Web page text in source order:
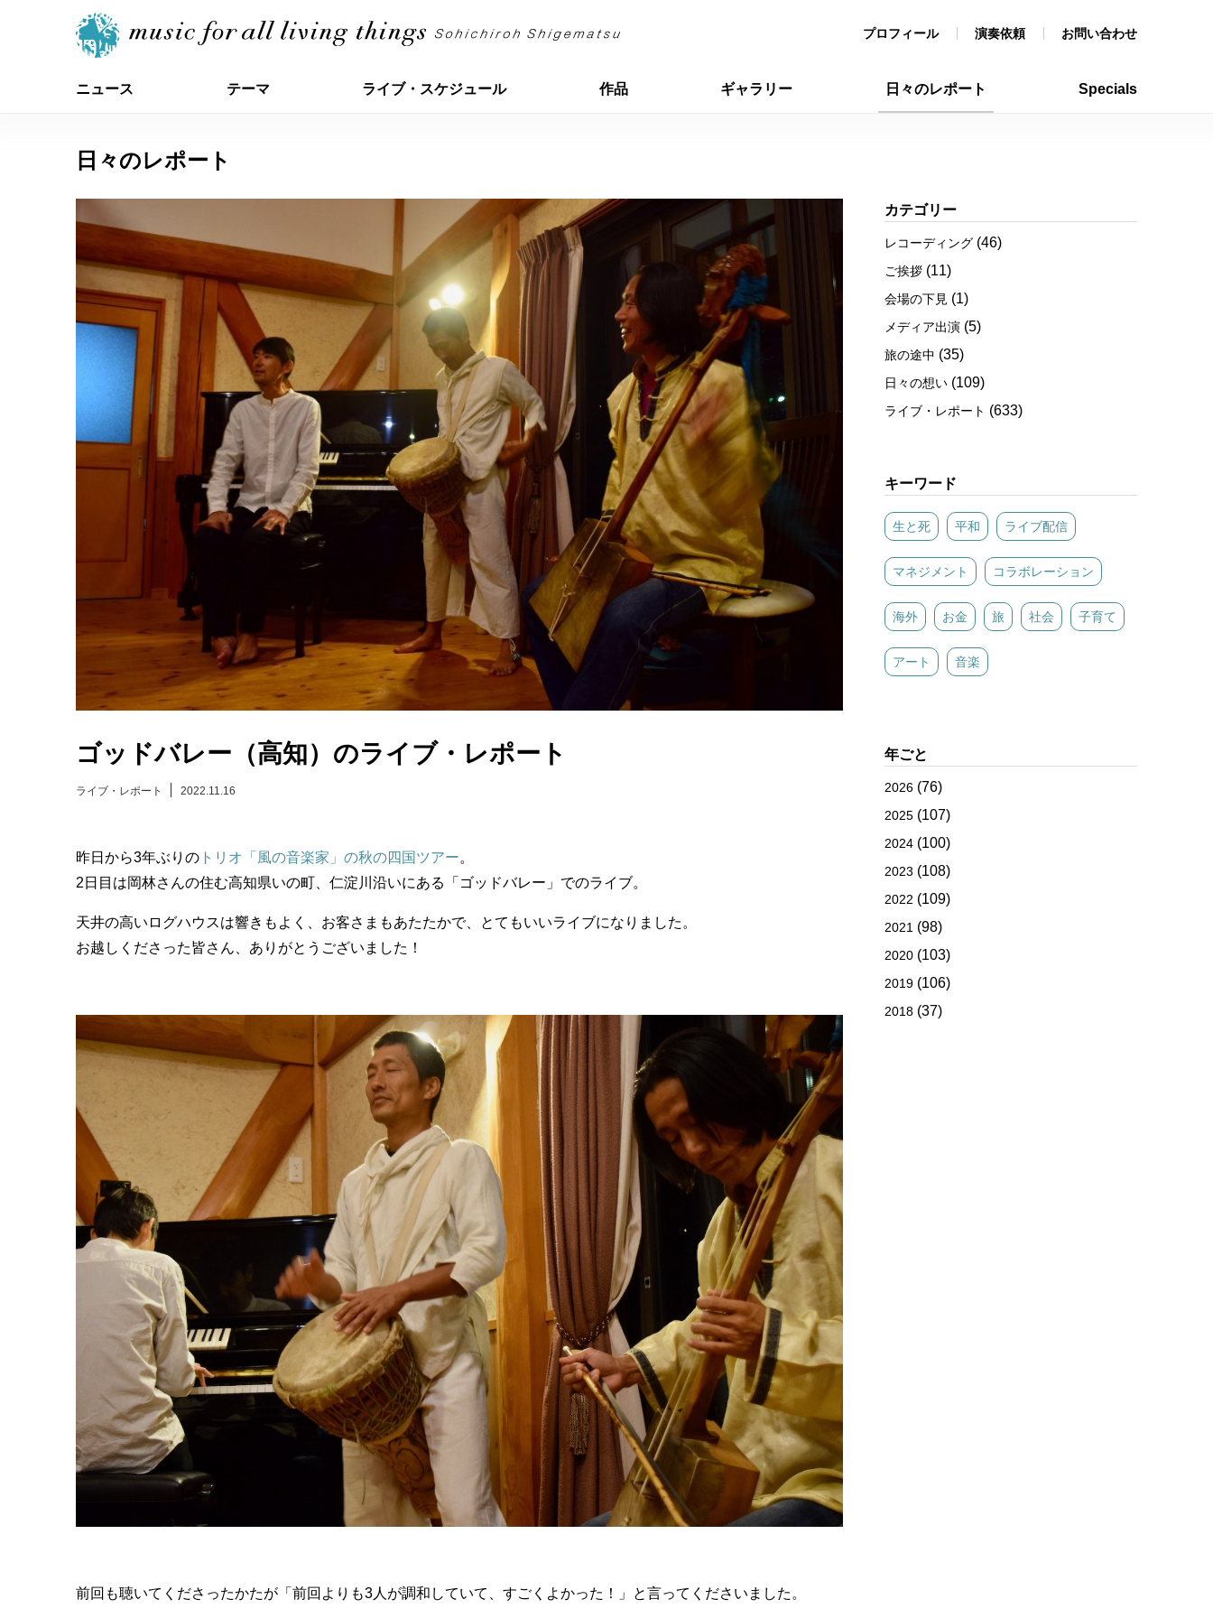
プロフィール 演奏依頼 お問い合わせ
ニュース テーマ ライブ・スケジュール 作品 ギャラリー 日々のレポート Specials
日々のレポート
ゴッドバレー（高知）のライブ・レポート
ライブ・レポート 2022.11.16
昨日から3年ぶりの トリオ「風の音楽家」の秋の四国ツアー。
2日目は岡林さんの住む高知県いの町、仁淀川沿いにある「ゴッドバレー」でのライブ。
天井の高いログハウスは響きもよく、お客さまもあたたかで、とてもいいライブになりました。
お越しくださった皆さん、ありがとうございました！
前回も聴いてくださったかたが「前回よりも3人が調和していて、すごくよかった！」と言ってくださいました。
カテゴリー
レコーディング (46)
ご挨拶 (11)
会場の下見 (1)
メディア出演 (5)
旅の途中 (35)
日々の想い (109)
ライブ・レポート (633)
キーワード
生と死 平和 ライブ配信
マネジメント コラボレーション
海外 お金 旅 社会 子育て
アート 音楽
年ごと
2026 (76)
2025 (107)
2024 (100)
2023 (108)
2022 (109)
2021 (98)
2020 (103)
2019 (106)
2018 (37)